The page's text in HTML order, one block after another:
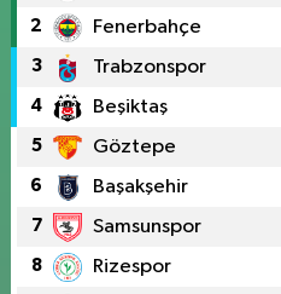
2 Fenerbahçe
3 Trabzonspor
4 Beşiktaş
5 Göztepe
6 Başakşehir
7 Samsunspor
8 Rizespor